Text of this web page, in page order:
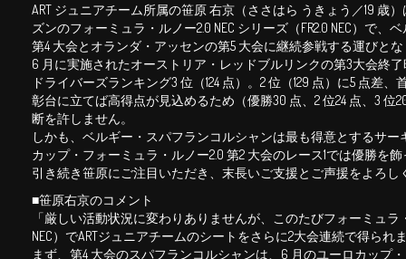
ART ジュニアチーム所属の笹原 右京（ささはら うきょう／19 歳
ズンのフォーミュラ・ルノー2.0 NEC シリーズ（FR2.0 NEC）で、
第4 大会とオランダ・アッセンの第5 大会に継続参戦する運びと
6 月に実施されたオーストリア・レッドブルリンクの第3大会終了
ドライバーズランキング3 位（124 点）。2 位（129 点）に5 点差、
彰台に⽴てば⾼得点が⾒込めるため（優勝30 点、2 位24 点、3 位
断を許しません。
しかも、ベルギー・スパフランコルシャンは最も得意とするサ
カップ・フォーミュラ・ルノー2.0 第2 大会のレース1では優勝を
引き続き笹原にご注目いただき、末⻑いご⽀援とご声援をよろし
■笹原右京のコメント
「厳しい活動状況に変わりありませんが、このたびフォーミュラ
NEC）でARTジュニアチームのシートをさらに2大会連続で得られ
まず、第4 大会のスパフランコルシャンは、6 月のユーロカップ